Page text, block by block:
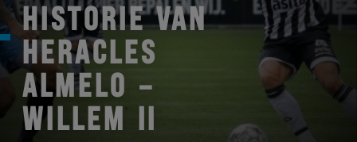
HISTORIE VAN
HERACLES
ALMELO –
WILLEM II